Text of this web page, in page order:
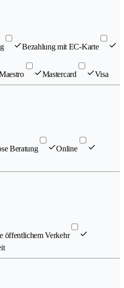
Bezahlung mit EC-Karte
Mastercard Visa
Beratung
Online
öffentlichem Verkehr